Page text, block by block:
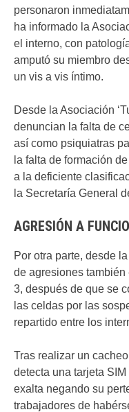
personaron
ha informado la
el interno, con
amputó su miembro
un vis a vis íntimo.
Desde la Asociación
denuncian la falta de
así como psiquiatras
la falta de formación
a la deficiente
la Secretaría General
AGRESIÓN A
Por otra parte, desde
de agresiones
3, después de que se
las celdas por las
repartido entre los
Tras realizar un
detecta una tarjeta
exalta negando su
trabajadores de